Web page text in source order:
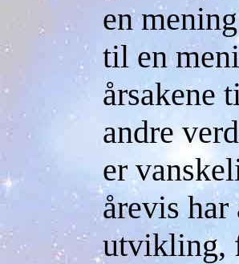
en
til en
årsakene
andre
er
årevis
utvikling,